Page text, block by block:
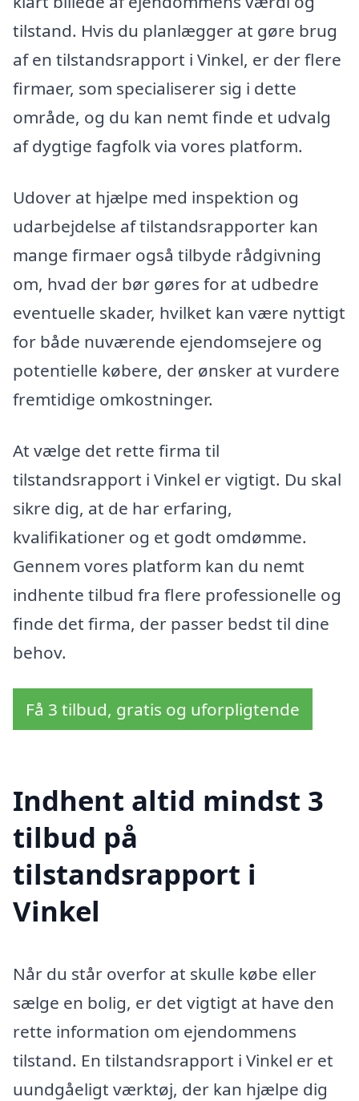
tilstand. Hvis du planlægger at gøre brug
af en tilstandsrapport i Vinkel, er der flere
firmaer, som specialiserer sig i dette
område, og du kan nemt finde et udvalg
af dygtige fagfolk via vores platform.
Udover at hjælpe med inspektion og
udarbejdelse af tilstandsrapporter kan
mange firmaer også tilbyde rådgivning
om, hvad der bør gøres for at udbedre
eventuelle skader, hvilket kan være nyttigt
for både nuværende ejendomsejere og
potentielle købere, der ønsker at vurdere
fremtidige omkostninger.
At vælge det rette firma til
tilstandsrapport i Vinkel er vigtigt. Du skal
sikre dig, at de har erfaring,
kvalifikationer og et godt omdømme.
Gennem vores platform kan du nemt
indhente tilbud fra flere professionelle og
finde det firma, der passer bedst til dine
behov.
Få 3 tilbud, gratis og uforpligtende
Indhent altid mindst 3
tilbud på
tilstandsrapport i
Vinkel
Når du står overfor at skulle købe eller
sælge en bolig, er det vigtigt at have den
rette information om ejendommens
tilstand. En tilstandsrapport i Vinkel er et
uundgåeligt værktøj, der kan hjælpe dig